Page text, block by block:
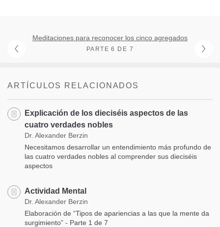
Meditaciones para reconocer los cinco agregados
PARTE 6 DE 7
ARTÍCULOS RELACIONADOS
Explicación de los dieciséis aspectos de las
cuatro verdades nobles
Dr. Alexander Berzin
Necesitamos desarrollar un entendimiento más profundo de
las cuatro verdades nobles al comprender sus dieciséis
aspectos
Actividad Mental
Dr. Alexander Berzin
Elaboración de “Tipos de apariencias a las que la mente da
surgimiento” - Parte 1 de 7